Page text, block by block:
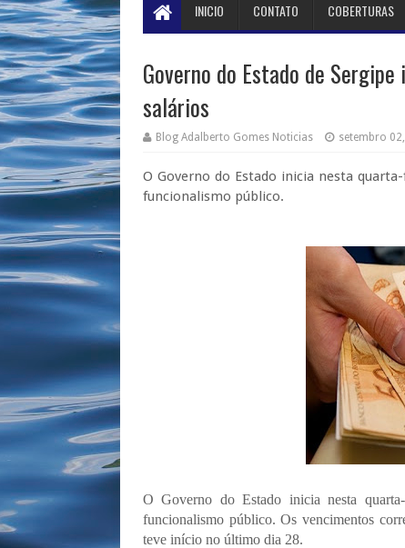
INICIO CONTATO COBERTURAS
Governo do Estado de
salários
Blog Adalberto Gomes Noticias setembro
O Governo do Estado inicia nesta
funcionalismo público.
O Governo do Estado inicia nesta
funcionalismo público. Os vencimentos
teve início no último dia 28.